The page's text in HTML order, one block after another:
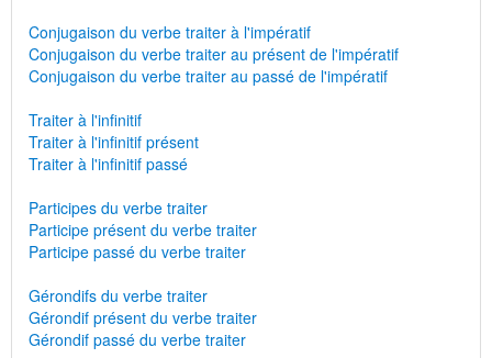
Conjugaison du verbe traiter à l'impératif
Conjugaison du verbe traiter au présent de l'impératif
Conjugaison du verbe traiter au passé de l'impératif
Traiter à l'infinitif
Traiter à l'infinitif présent
Traiter à l'infinitif passé
Participes du verbe traiter
Participe présent du verbe traiter
Participe passé du verbe traiter
Gérondifs du verbe traiter
Gérondif présent du verbe traiter
Gérondif passé du verbe traiter